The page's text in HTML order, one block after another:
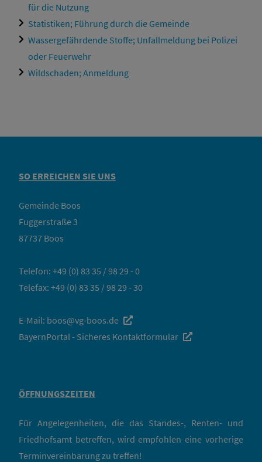
für die Nutzung
Statistiken; Führung durch die Gemeinde
Wassergefährdende Stoffe; Unfallmeldung bei Polizei
oder Feuerwehr
Wildschaden; Anmeldung
SO ERREICHEN SIE UNS
Gemeinde Boos
Fuggerstraße 3
87737 Boos
Telefon: +49 (0) 83 35 / 98 29 - 0
Telefax: +49 (0) 83 35 / 98 29 - 30
E-Mail: boos@vg-boos.de
BayernPortal - Sicheres Kontaktformular
ÖFFNUNGSZEITEN
Für Angelegenheiten, die das Standes-, Renten- und
Friedhofsamt betreffen, wird empfohlen eine vorherige
Terminvereinbarung zu treffen!